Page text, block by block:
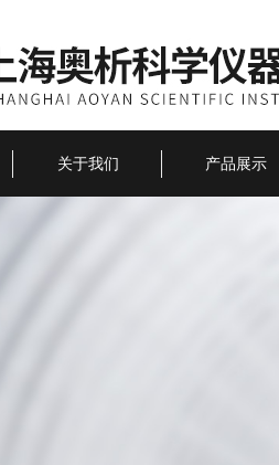
关于我们 产品展示